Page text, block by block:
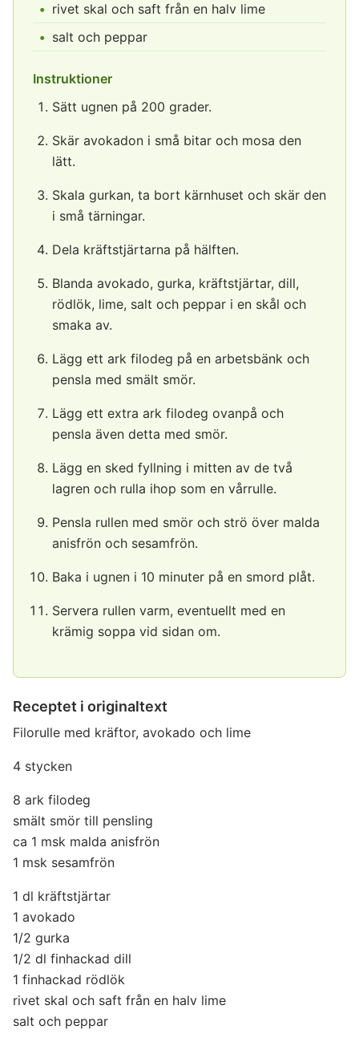
rivet skal och saft från en halv lime
salt och peppar
Instruktioner
Sätt ugnen på 200 grader.
Skär avokadon i små bitar och mosa den
lätt.
Skala gurkan, ta bort kärnhuset och skär den
i små tärningar.
Dela kräftstjärtarna på hälften.
Blanda avokado, gurka, kräftstjärtar, dill,
rödlök, lime, salt och peppar i en skål och
smaka av.
Lägg ett ark filodeg på en arbetsbänk och
pensla med smält smör.
Lägg ett extra ark filodeg ovanpå och
pensla även detta med smör.
Lägg en sked fyllning i mitten av de två
lagren och rulla ihop som en vårrulle.
Pensla rullen med smör och strö över malda
anisfrön och sesamfrön.
Baka i ugnen i 10 minuter på en smord plåt.
Servera rullen varm, eventuellt med en
krämig soppa vid sidan om.
Receptet i originaltext
Filorulle med kräftor, avokado och lime
4 stycken
8 ark filodeg
smält smör till pensling
ca 1 msk malda anisfrön
1 msk sesamfrön
1 dl kräftstjärtar
1 avokado
1/2 gurka
1/2 dl finhackad dill
1 finhackad rödlök
rivet skal och saft från en halv lime
salt och peppar